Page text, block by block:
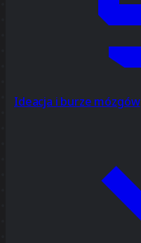
Ideacja i burze mózgów